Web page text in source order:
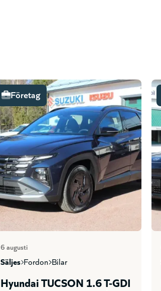
Företag
6 augusti
säljes fordon bilar
Hyundai TUCSON 1.6 T-GDI